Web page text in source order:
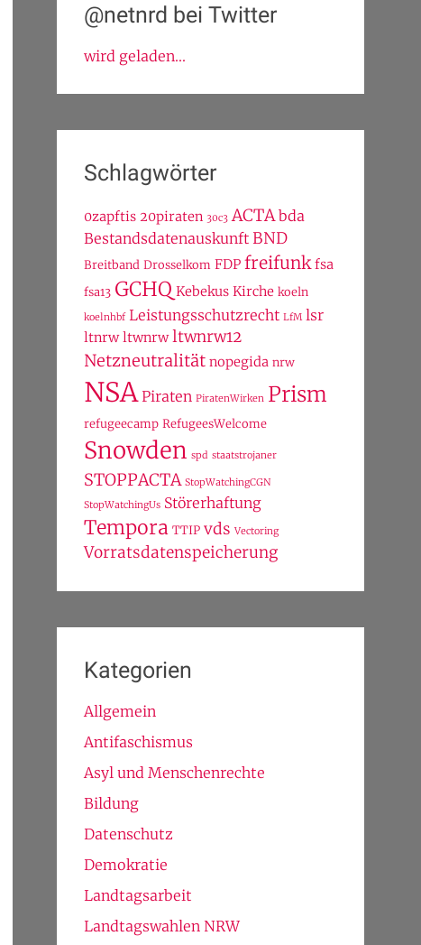
@netnrd bei Twitter
wird geladen...
Schlagwörter
0zapftis 20piraten 30c3 ACTA bda
Bestandsdatenauskunft BND
Breitband Drosselkom FDP freifunk fsa
fsa13 GCHQ Kebekus Kirche koeln
koelnhbf Leistungsschutzrecht LfM lsr
ltnrw ltwnrw ltwnrw12
Netzneutralität nopegida nrw
NSA Piraten PiratenWirken Prism
refugeecamp RefugeesWelcome
Snowden spd staatstrojaner
STOPPACTA StopWatchingCGN
StopWatchingUs Störerhaftung
Tempora TTIP vds Vectoring
Vorratsdatenspeicherung
Kategorien
Allgemein
Antifaschismus
Asyl und Menschenrechte
Bildung
Datenschutz
Demokratie
Landtagsarbeit
Landtagswahlen NRW